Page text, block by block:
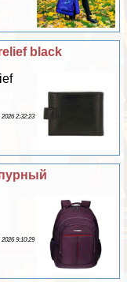
black
2026 2:32:23
2026 9:10:29